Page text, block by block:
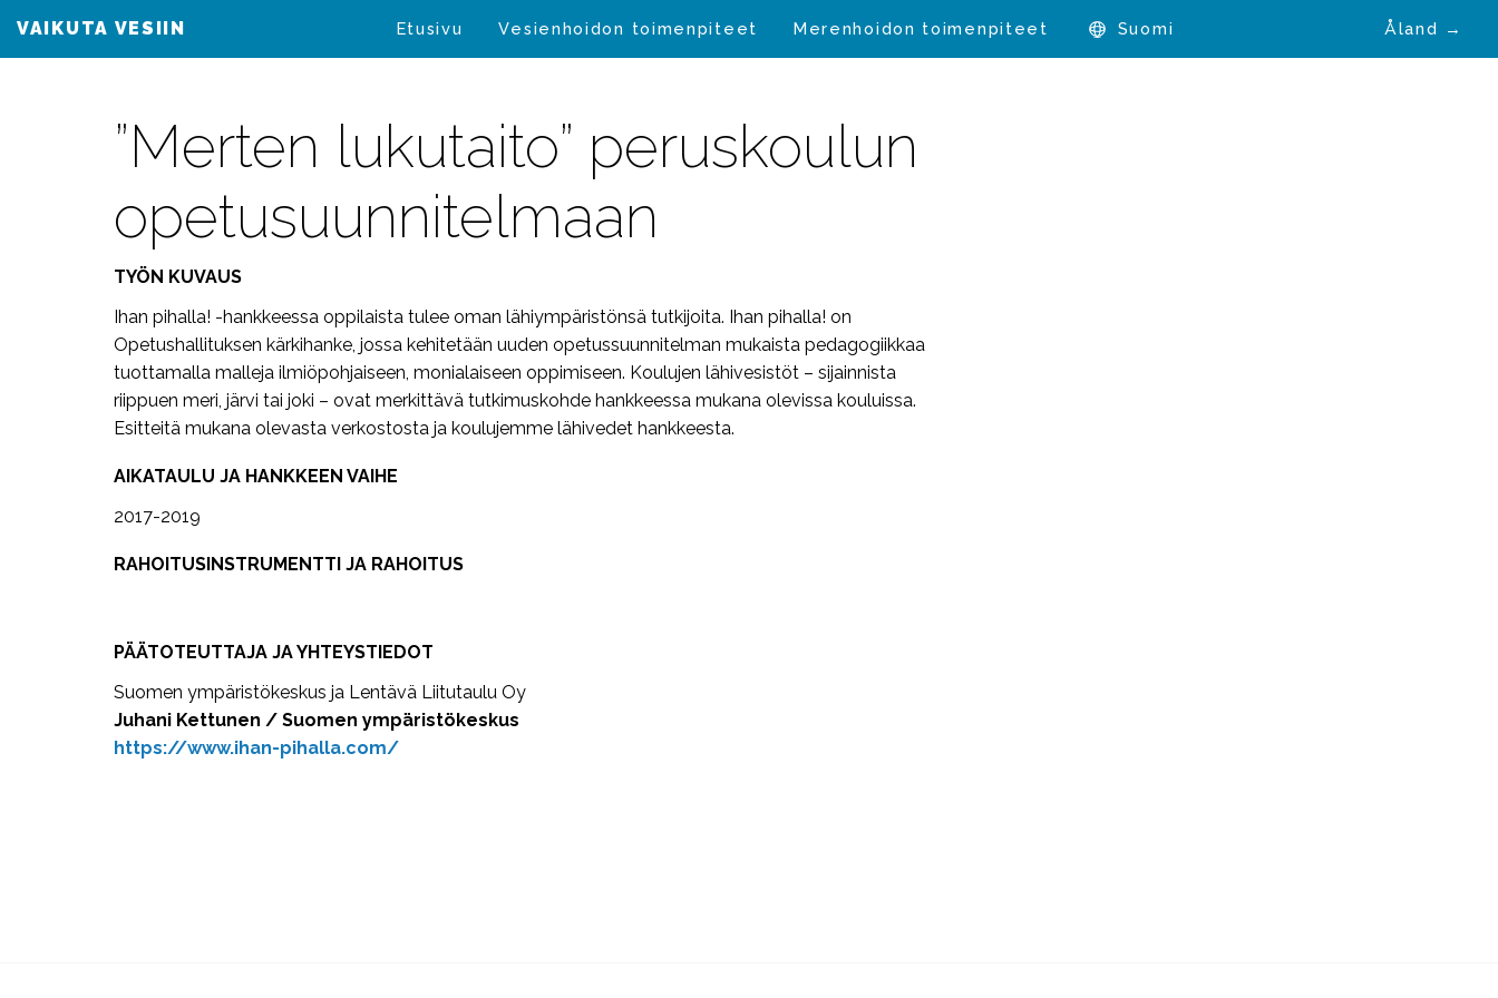
VAIKUTA VESIIN Etusivu Vesienhoidon toimenpiteet Merenhoidon toimenpiteet Suomi Åland →
”Merten lukutaito” peruskoulun
opetusuunnitelmaan
TYÖN KUVAUS
Ihan pihalla! -hankkeessa oppilaista tulee oman lähiympäristönsä tutkijoita. Ihan pihalla! on
Opetushallituksen kärkihanke, jossa kehitetään uuden opetussuunnitelman mukaista pedagogiikkaa
tuottamalla malleja ilmiöpohjaiseen, monialaiseen oppimiseen. Koulujen lähivesistöt – sijainnista
riippuen meri, järvi tai joki – ovat merkittävä tutkimuskohde hankkeessa mukana olevissa kouluissa.
Esitteitä mukana olevasta verkostosta ja koulujemme lähivedet hankkeesta.
AIKATAULU JA HANKKEEN VAIHE
2017-2019
RAHOITUSINSTRUMENTTI JA RAHOITUS
PÄÄTOTEUTTAJA JA YHTEYSTIEDOT
Suomen ympäristökeskus ja Lentävä Liitutaulu Oy
Juhani Kettunen / Suomen ympäristökeskus
https://www.ihan-pihalla.com/